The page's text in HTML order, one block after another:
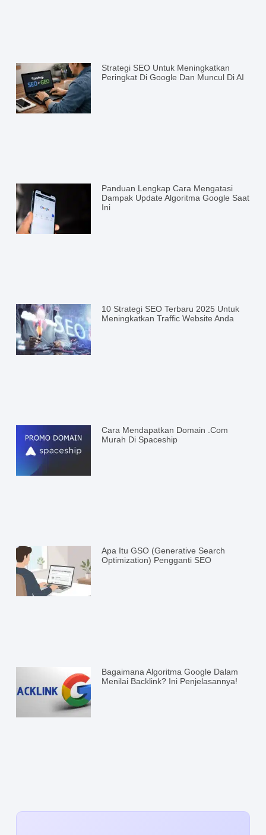
Strategi SEO Untuk Meningkatkan
Peringkat Di Google Dan Muncul Di AI
Panduan Lengkap Cara Mengatasi
Dampak Update Algoritma Google Saat
Ini
10 Strategi SEO Terbaru 2025 Untuk
Meningkatkan Traffic Website Anda
Cara Mendapatkan Domain .com
Murah Di Spaceship
Apa Itu GSO (Generative Search
Optimization) Pengganti SEO
Bagaimana Algoritma Google Dalam
Menilai Backlink? Ini Penjelasannya!